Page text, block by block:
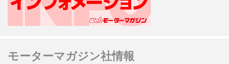
モーターマガジン社情報